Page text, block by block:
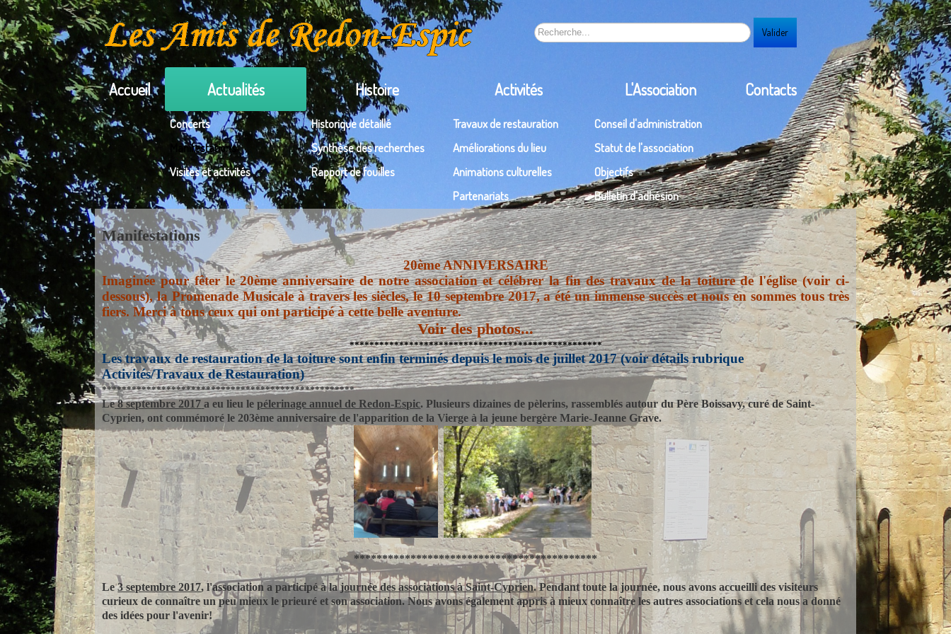
Rechercher
Valider
Accueil Actualités
Concerts
Manifestations
Visites et activités
Histoire
Historique détaillé
Synthèse des recherches
Rapport de fouilles
Activités
Travaux de restauration
Améliorations du lieu
Animations culturelles
Partenariats
L'Association
Conseil d'administration
Statut de l'association
Objectifs
Bulletin d'adhésion
Contacts
Manifestations
20ème ANNIVERSAIRE
Imaginée pour fêter le 20ème anniversaire de notre association et célébrer la fin des travaux de la toiture de l'église (voir ci-
dessous), la Promenade Musicale à travers les siècles, le 10 septembre 2017, a été un immense succès et nous en sommes tous très
fiers. Merci à tous ceux qui ont participé à cette belle aventure.
Voir des photos...
***************************************************
Les travaux de restauration de la toiture sont enfin terminés depuis le mois de juillet 2017 (voir détails rubrique
Activités/Travaux de Restauration)
***************************************************
Le8 septembre 2017 a eu lieu lepélerinage annuel de Redon-Espic. Plusieurs dizaines de pèlerins, rassemblés autour du Père Boissavy, curé de Saint-
Cyprien, ont commémoré le 203ème anniversaire de l'apparition de la Vierge à la jeune bergère Marie-Jeanne Grave.
*******************************************
Le3 septembre 2017, l'association a participé à lajournée des associations à Saint-Cyprien. Pendant toute la journée, nous avons accueilli des visiteurs
curieux de connaître un peu mieux le prieuré et son association. Nous avons également appris à mieux connaître les autres associations et cela nous a donné
des idées pour l'avenir!